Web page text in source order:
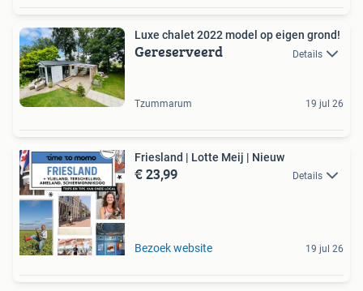
Luxe chalet 2022 model op eigen grond!
Gereserveerd Details
Tzummarum 19 jul 26
Friesland | Lotte Meij | Nieuw
€ 23,99 Details
Bezoek website 19 jul 26